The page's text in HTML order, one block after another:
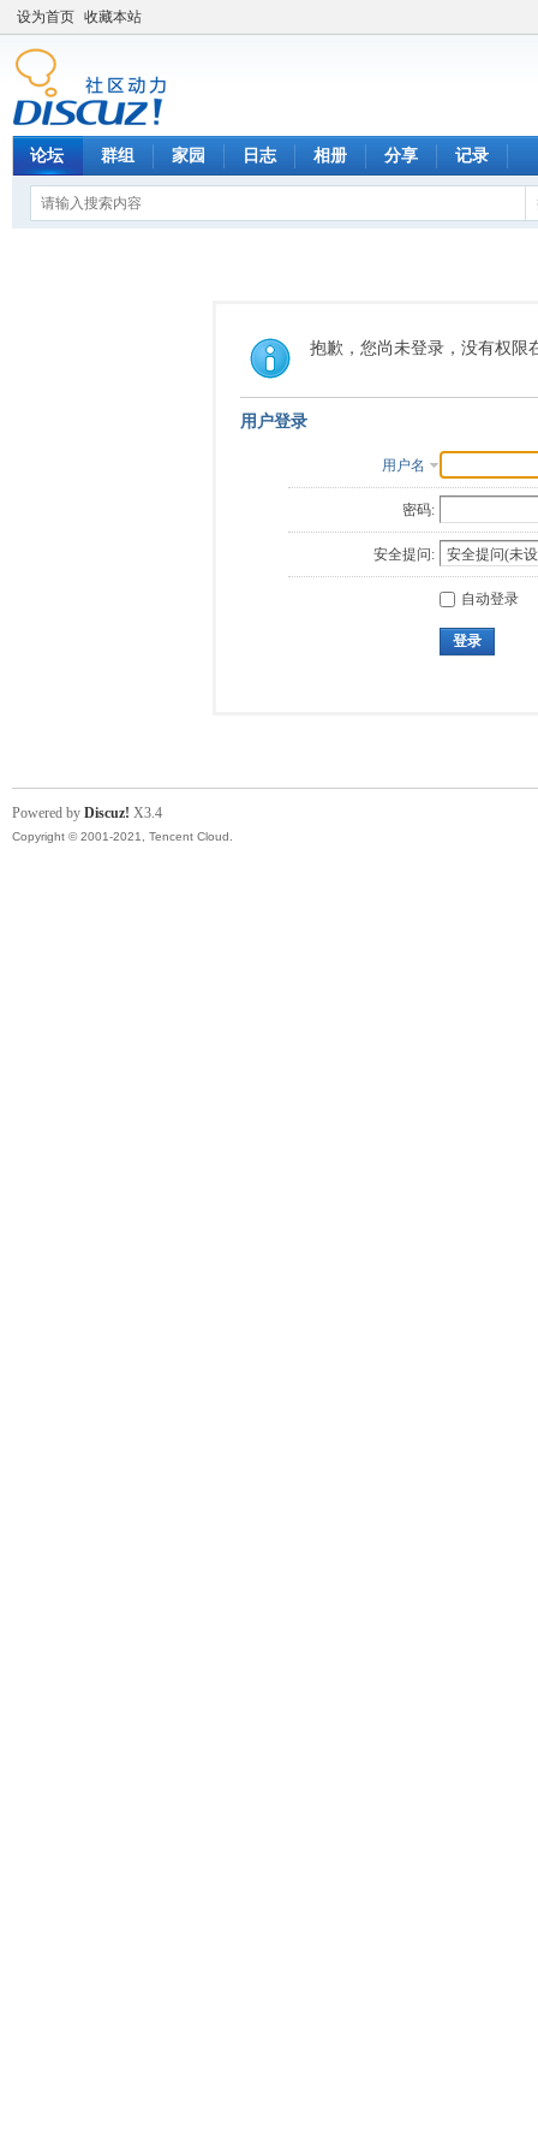
设为首页 收藏本站
论坛 群组 家园 日志 相册 分享 记录
抱歉，您尚未登录，没有权限
用户登录
用户名
密码:
安全提问:
自动登录
登录
Powered by Discuz! X3.4
Copyright © 2001-2021, Tencent Cloud.